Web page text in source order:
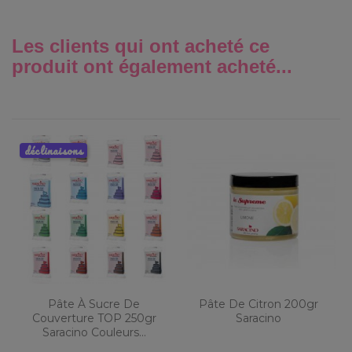
Les clients qui ont acheté ce
produit ont également acheté...
Pâte À Sucre De
Couverture TOP 250gr
Saracino Couleurs...
déclinaisons
Pâte De Citron 200gr
Saracino